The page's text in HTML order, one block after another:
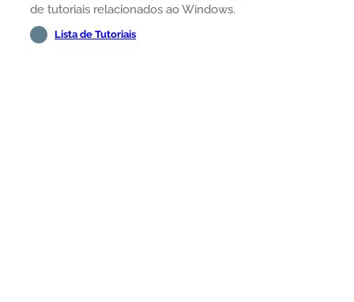
de tutoriais relacionados ao Windows.
Lista de Tutoriais